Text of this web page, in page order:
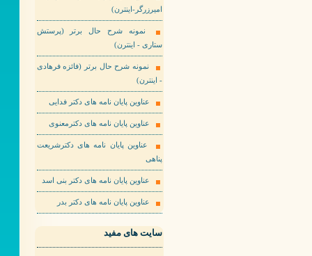
امیرزرگر-اینترن)
نمونه شرح حال برتر (پرستش
ستاری - اینترن)
نمونه شرح حال برتر (فائزه فرهادی
- اینترن)
عناوین پایان نامه های دکتر فدایی
عناوین پایان نامه های دکترمعنوی
عناوین پایان نامه های دکترشریعت
پناهی
عناوین پایان نامه های دکتر بنی اسد
عناوین پایان نامه های دکتر بدر
سایت های مفید